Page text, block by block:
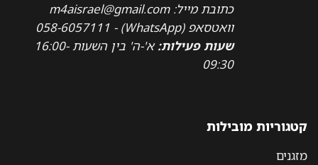
כתובת מייל: m4aisrael@gmail.com
וואטסאפ (WhatsApp) - 058-6057111
שעות פעילות:
א'-ה' בין השעות 16:00-
09:30
קטגוריות מובילות
מזגנים